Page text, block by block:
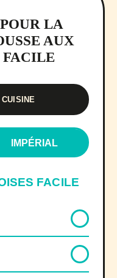
LA
AUX
FACILE
IMPÉRIAL
FACILE